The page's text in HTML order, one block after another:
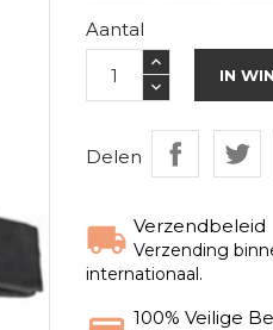
Aantal
IN
Delen
Verzendbeleid
Verzending
internationaal.
100% Veilige